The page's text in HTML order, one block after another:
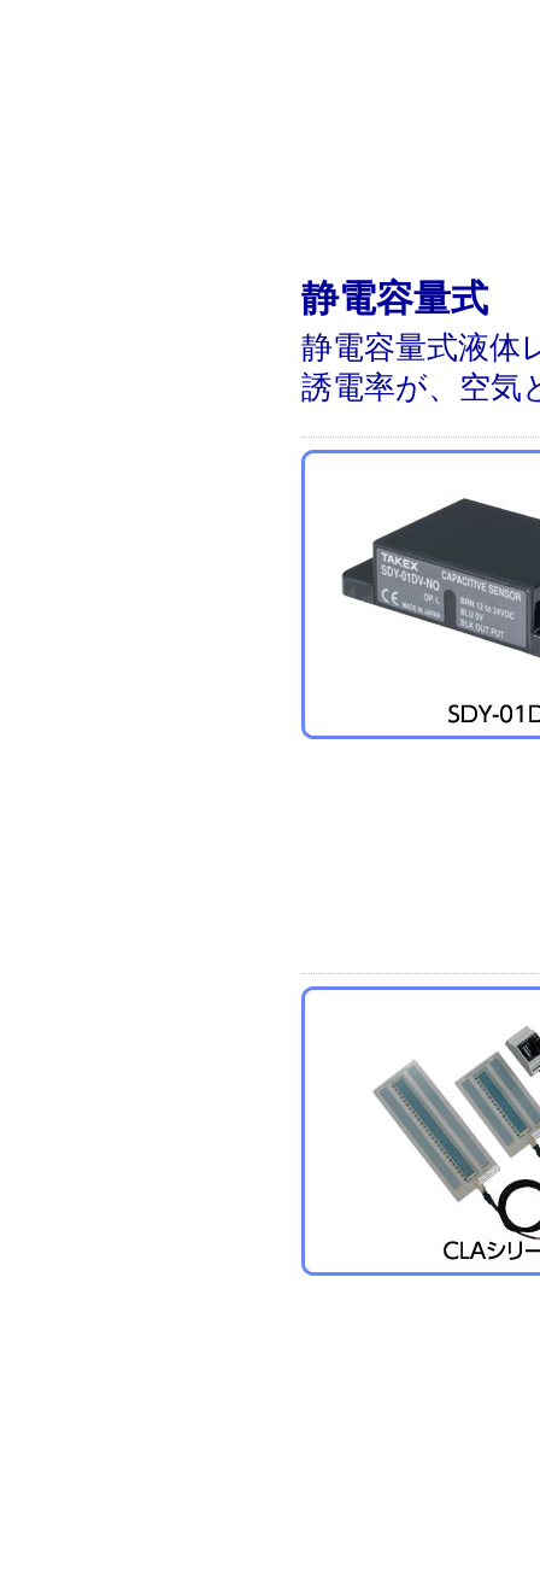
静電容量式
静電容量式液体
誘電率が、空気